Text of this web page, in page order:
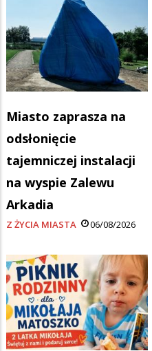
Miasto zaprasza na
odsłonięcie
tajemniczej instalacji
na wyspie Zalewu
Arkadia
Z ŻYCIA MIASTA 06/08/2026